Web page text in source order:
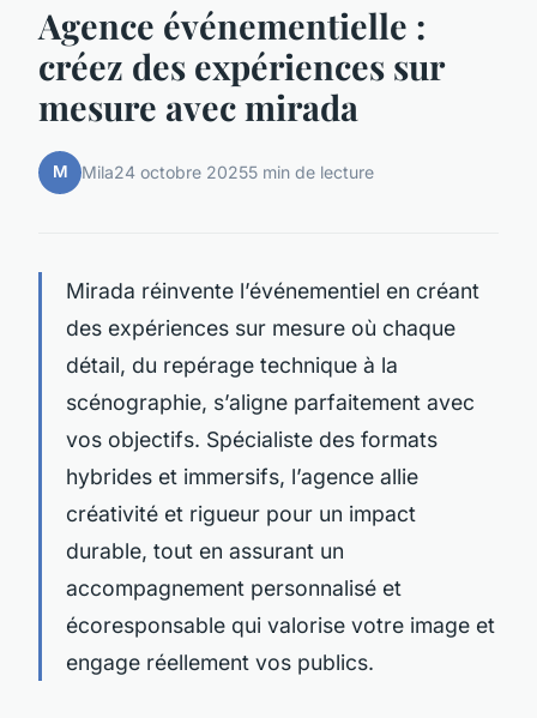
Agence événementielle :
créez des expériences sur
mesure avec mirada
M Mila24 octobre 20255 min de lecture
Mirada réinvente l’événementiel en créant
des expériences sur mesure où chaque
détail, du repérage technique à la
scénographie, s’aligne parfaitement avec
vos objectifs. Spécialiste des formats
hybrides et immersifs, l’agence allie
créativité et rigueur pour un impact
durable, tout en assurant un
accompagnement personnalisé et
écoresponsable qui valorise votre image et
engage réellement vos publics.